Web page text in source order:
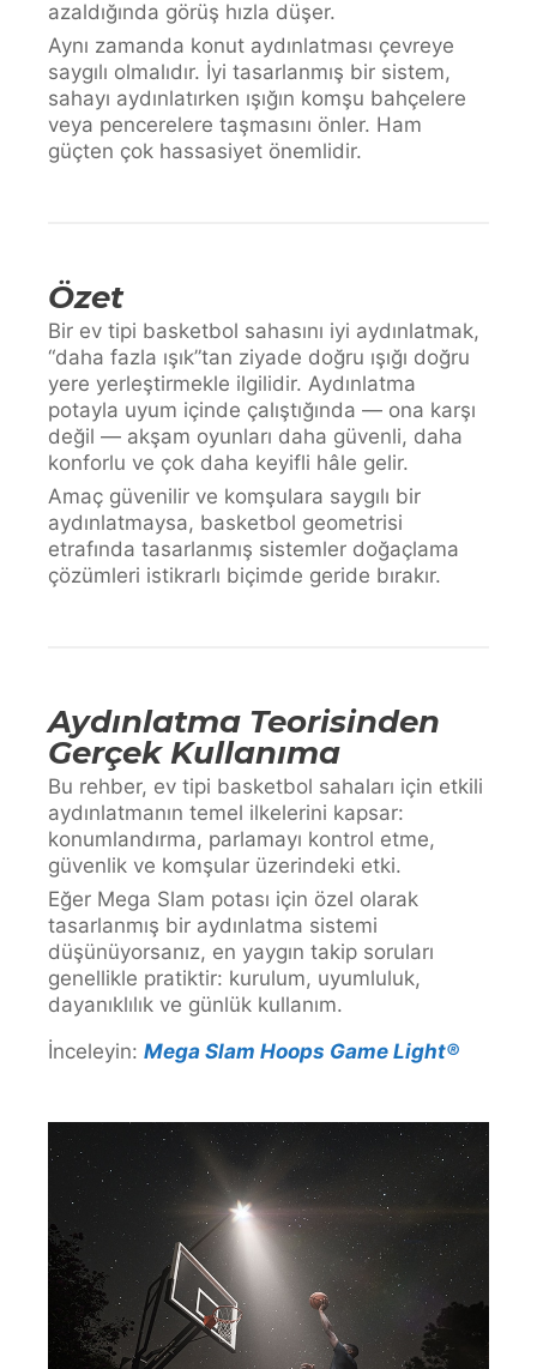
azaldığında görüş hızla düşer.
Aynı zamanda konut aydınlatması çevreye
saygılı olmalıdır. İyi tasarlanmış bir sistem,
sahayı aydınlatırken ışığın komşu bahçelere
veya pencerelere taşmasını önler. Ham
güçten çok hassasiyet önemlidir.
Özet
Bir ev tipi basketbol sahasını iyi aydınlatmak,
“daha fazla ışık”tan ziyade doğru ışığı doğru
yere yerleştirmekle ilgilidir. Aydınlatma
potayla uyum içinde çalıştığında — ona karşı
değil — akşam oyunları daha güvenli, daha
konforlu ve çok daha keyifli hâle gelir.
Amaç güvenilir ve komşulara saygılı bir
aydınlatmaysa, basketbol geometrisi
etrafında tasarlanmış sistemler doğaçlama
çözümleri istikrarlı biçimde geride bırakır.
Aydınlatma Teorisinden
Gerçek Kullanıma
Bu rehber, ev tipi basketbol sahaları için etkili
aydınlatmanın temel ilkelerini kapsar:
konumlandırma, parlamayı kontrol etme,
güvenlik ve komşular üzerindeki etki.
Eğer Mega Slam potası için özel olarak
tasarlanmış bir aydınlatma sistemi
düşünüyorsanız, en yaygın takip soruları
genellikle pratiktir: kurulum, uyumluluk,
dayanıklılık ve günlük kullanım.
İnceleyin: Mega Slam Hoops Game Light®